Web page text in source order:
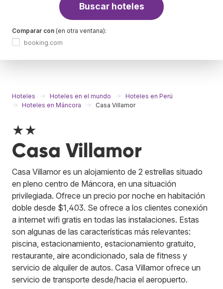
Buscar hoteles
Comparar con (en otra ventana):
booking.com
Hoteles Hoteles en el mundo
Hoteles en Perú
Hoteles en Máncora
Casa Villamor
★★
Casa Villamor
Casa Villamor es un alojamiento de 2 estrellas situado
en pleno centro de Máncora, en una situación
privilegiada. Ofrece un precio por noche en habitación
doble desde $1,403. Se ofrece a los clientes conexión
a internet wifi gratis en todas las instalaciones. Estas
son algunas de las características más relevantes:
piscina, estacionamiento, estacionamiento gratuito,
restaurante, aire acondicionado, sala de fitness y
servicio de alquiler de autos. Casa Villamor ofrece un
servicio de transporte desde/hacia el aeropuerto.